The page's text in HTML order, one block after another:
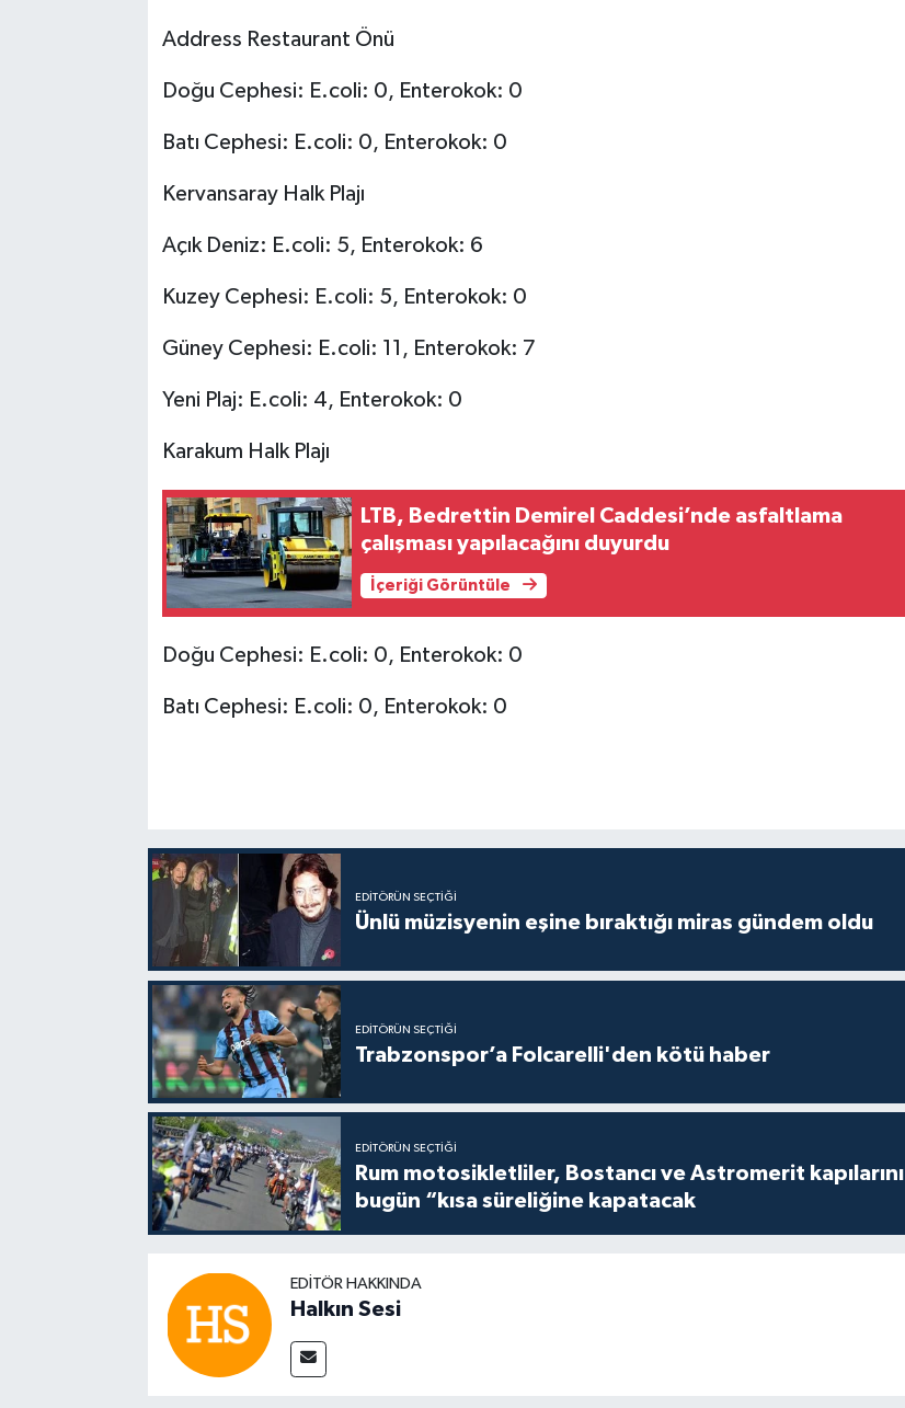
Address Restaurant Önü
Doğu Cephesi: E.coli: 0, Enterokok: 0
Batı Cephesi: E.coli: 0, Enterokok: 0
Kervansaray Halk Plajı
Açık Deniz: E.coli: 5, Enterokok: 6
Kuzey Cephesi: E.coli: 5, Enterokok: 0
Güney Cephesi: E.coli: 11, Enterokok: 7
Yeni Plaj: E.coli: 4, Enterokok: 0
Karakum Halk Plajı
LTB, Bedrettin Demirel Caddesi’nde asfaltlama
çalışması yapılacağını duyurdu
İçeriği Görüntüle
Doğu Cephesi: E.coli: 0, Enterokok: 0
Batı Cephesi: E.coli: 0, Enterokok: 0
EDITÖRÜN SEÇTIĞI
Ünlü müzisyenin eşine bıraktığı miras gündem oldu
EDITÖRÜN SEÇTIĞI
Trabzonspor’a Folcarelli'den kötü haber
EDITÖRÜN SEÇTIĞI
Rum motosikletliler, Bostancı ve Astromerit kapılarını
bugün “kısa süreliğine kapatacak
EDITÖR HAKKINDA
Halkın Sesi